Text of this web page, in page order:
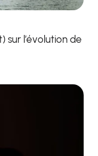
sur l’évolution de